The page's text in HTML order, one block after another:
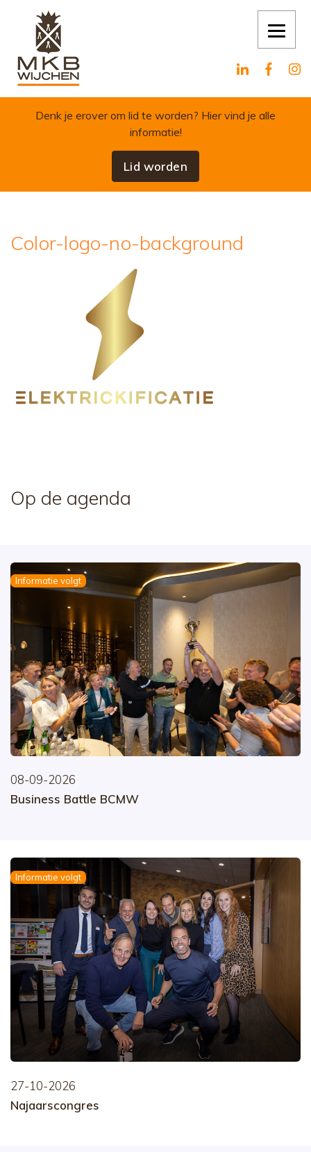
Skip to content
Denk je erover om lid te worden? Hier vind je alle
informatie!
Lid worden
Color-logo-no-background
Op de agenda
Informatie volgt
08-09-2026
Business Battle BCMW
Informatie volgt
27-10-2026
Najaarscongres